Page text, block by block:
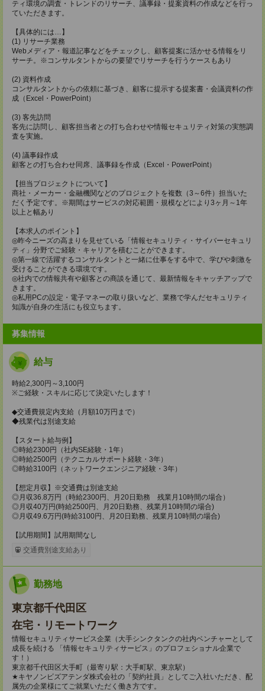
ティ環境の調査・トレンドのリサーチ、議事録・提案資料の作成などを行っ
ていただきます。
【具体的には…】
(1) リサーチ業務
Webメディア・報道記事などをチェックし、顧客提案に活かせる情報をリ
サーチ。※コンサルタントからの要望でリサーチを行うケースもあり
(2) 資料作成
コンサルタントからの依頼に基づき、顧客に提示する提案書・会議資料の作
成（Excel・PowerPoint）
(3) 客先訪問
客先に訪問し、顧客担当者との打ち合わせや情報セキュリティ対策の実態調
査を実施。
(4) 議事録作成
顧客との打ち合わせ同席、議事録を作成（Excel・PowerPoint）
【担当プロジェクトについて】
商社・メーカー・金融機関などのプロジェクトを複数（3～6件）担当いた
だく予定です。※期間はサービスの対応範囲・規模などにより3ヶ月～1年
以上と幅あり
【本求人のポイント】
◎昨今ニーズの高まりを見せている「情報セキュリティ・サイバーセキュリ
ティ」分野でご経験・キャリアを積むことができます。
◎第一線で活躍するコンサルタントと一緒に仕事をする中で、学びや刺激を
受けることができる環境です。
◎社内での情報共有や顧客との商談を通じて、最新情報をキャッチアップで
きます。
◎私用PCの設定・電子マネーの取り扱いなど、業務で学んだセキュリティ
知識が自身の生活にも役立ちます。
募集情報
給与
時給2,300円～3,100円
※ご経験・スキルに応じて決定いたします！
◆交通費規定内支給（月額10万円まで）
◆残業代は別途支給
【スタート給与例】
◎時給2300円（社内SE経験・1年）
◎時給2500円（テクニカルサポート経験・3年）
◎時給3100円（ネットワークエンジニア経験・3年）
【想定月収】※交通費は別途支給
◎月収36.8万円（時給2300円、月20日勤務 残業月10時間の場合）
◎月収40万円(時給2500円、月20日勤務、残業月10時間の場合)
◎月収49.6万円(時給3100円、月20日勤務、残業月10時間の場合)
【試用期間】試用期間なし
交通費別途支給あり
勤務地
東京都千代田区
在宅・リモートワーク
情報セキュリティサービス企業（大手シンクタンクの社内ベンチャーとして
成長を続ける 「情報セキュリティサービス」のプロフェショナル企業で
す！）
東京都千代田区大手町（最寄り駅：大手町駅、東京駅）
★キヤノンビズアテンダ株式会社の「契約社員」としてご入社いただき、配
属先の企業様にてご就業いただく働き方です。